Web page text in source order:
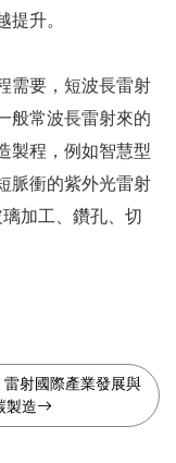
升。
需要，短波長雷射
般常波長雷射來的
製程，例如智慧型
脈衝的紫外光雷射
加工、鑽孔、切
雷射國際產業發展與
製造